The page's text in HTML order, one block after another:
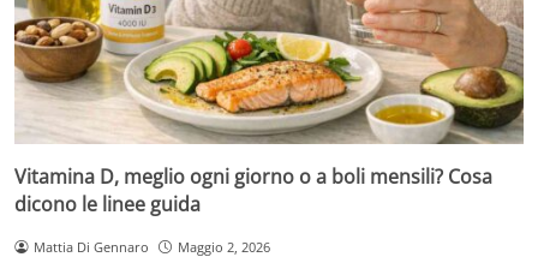
Vitamina D, meglio ogni giorno o a boli mensili? Cosa
dicono le linee guida
Mattia Di Gennaro Maggio 2, 2026